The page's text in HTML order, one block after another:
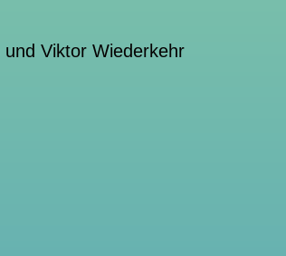
Viktor Wiederkehr